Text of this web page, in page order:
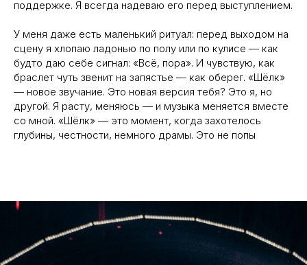
поддержке. Я всегда надеваю его перед выступлением.
У меня даже есть маленький ритуал: перед выходом на
сцену я хлопаю ладонью по полу или по кулисе — как
будто даю себе сигнал: «Всё, пора». И чувствую, как
браслет чуть звенит на запястье — как оберег. «Шёлк»
— новое звучание. Это новая версия тебя? Это я, но
другой. Я расту, меняюсь — и музыка меняется вместе
со мной. «Шёлк» — это момент, когда захотелось
глубины, честности, немного драмы. Это не попы